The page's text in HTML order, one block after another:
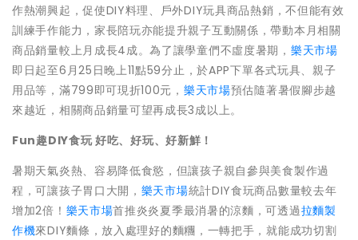
作熱潮興起，促使DIY料理、戶外DIY玩具商品熱銷，不但能有效
訓練手作能力，家長陪玩亦能提升親子互動關係，帶動本月相關
商品銷量較上月成長4成。為了讓學童們不虛度暑期， 樂天市場
即日起至6月25日晚上11點59分止，於APP下單各式玩具、親子
用品等，滿799即可現折100元， 樂天市場預估隨著暑假腳步越
來越近，相關商品銷量可望再成長3成以上。
Fun趣DIY食玩 好吃、好玩、好新鮮！
暑期天氣炎熱、容易降低食慾，但讓孩子親自參與美食製作過
程，可讓孩子胃口大開， 樂天市場統計DIY食玩商品數量較去年
增加2倍！ 樂天市場首推炎炎夏季最消暑的涼麵，可透過拉麵製
作機來DIY麵條，放入處理好的麵糰，一轉把手，就能成功切割